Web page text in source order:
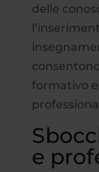
delle
formativo
e